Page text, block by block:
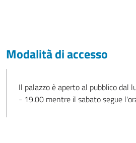
Modalità di accesso
Il palazzo è aperto al pubblico dal
- 19.00 mentre il sabato segue